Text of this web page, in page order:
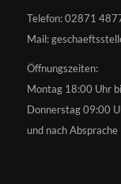
Telefon: 02871
Mail:
Öffnungszeiten:
Montag 18:00 Uhr
Donnerstag 09:00
und nach Absprache